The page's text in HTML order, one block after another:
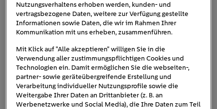
Nutzungsverhaltens erhoben werden, kunden- und
vertragsbezogene Daten, weitere zur Verfügung gestellte
Informationen sowie Daten, die wir im Rahmen Ihrer
Kommunikation mit uns erheben, zusammenführen.
Mit Klick auf "Alle akzeptieren" willigen Sie in die
Verwendung aller zustimmungspflichtigen Cookies und
Technologien ein. Damit ermöglichen Sie die webseiten-,
partner- sowie geräteübergreifende Erstellung und
Verarbeitung individueller Nutzungsprofile sowie die
Weitergabe Ihrer Daten an Drittanbieter (z. B. an
Werbenetzwerke und Social Media), die Ihre Daten zum Teil